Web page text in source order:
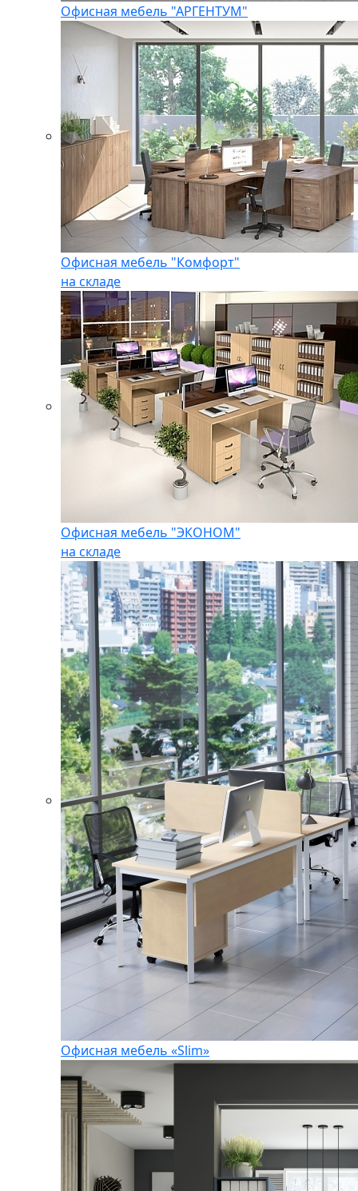
Офисная мебель "АРГЕНТУМ"
Офисная мебель "Комфорт"
на складе
Офисная мебель "ЭКОНОМ"
на складе
Офисная мебель «Slim»